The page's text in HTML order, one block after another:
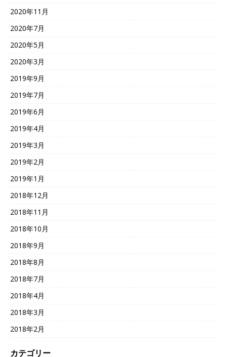
2020年11月
2020年7月
2020年5月
2020年3月
2019年9月
2019年7月
2019年6月
2019年4月
2019年3月
2019年2月
2019年1月
2018年12月
2018年11月
2018年10月
2018年9月
2018年8月
2018年7月
2018年4月
2018年3月
2018年2月
カテゴリー